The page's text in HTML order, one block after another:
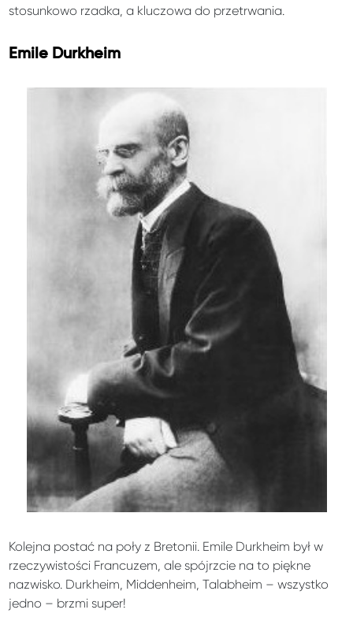
stosunkowo rzadka, a kluczowa do przetrwania.
Emile Durkheim
Kolejna postać na poły z Bretonii. Emile Durkheim był w
rzeczywistości Francuzem, ale spójrzcie na to piękne
nazwisko. Durkheim, Middenheim, Talabheim – wszystko
jedno – brzmi super!